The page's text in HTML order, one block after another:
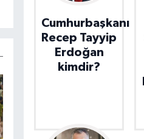
Cumhurbaşkanı
Recep Tayyip
Erdoğan
kimdir?